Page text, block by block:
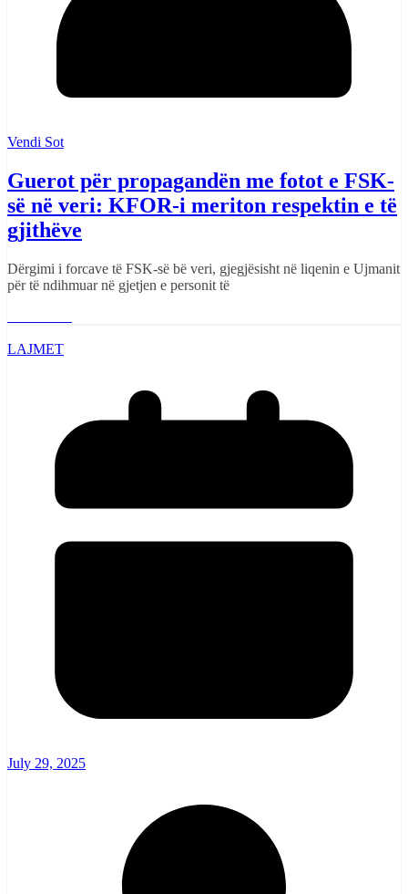
Vendi Sot
Guerot për propagandën me fotot e FSK-
së në veri: KFOR-i meriton respektin e të
gjithëve
Dërgimi i forcave të FSK-së bë veri, gjegjësisht në liqenin e Ujmanit
për të ndihmuar në gjetjen e personit të
LAJMET
July 29, 2025